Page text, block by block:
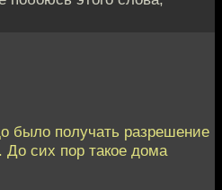
было получать разрешение
сих пор такое дома